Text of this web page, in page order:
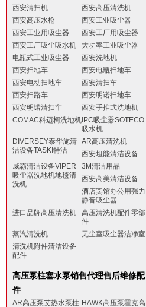
西安清扫机
西安高压清洗机
西安高压水枪
西安工业吸尘器
西安工业用吸尘器
西安工厂用吸尘器
西安工厂吸尘吸水机
大功率工业吸尘器
电瓶式工业吸尘器
西安洗地机
西安扫地车
西安电瓶扫地车
西安电动扫地车
西安清扫车
西安扫路车
西安明诺扫地车
西安明诺清扫车
西安手推式洗地机
COMAC科迈柯洗地机 IPC吸尘器SOTECO
吸水机
DIVERSEY泰华施清
洁设备TASKI特洁
AR高压清洗机
西安坦能清洁设备
威霸清洁设备VIPER
吸尘器洗地机地毯清
洗机
3M清洁用品
西安高美清洁设备
酒店宾馆办公用强力
静音吸尘器
进口品牌高压清洗机
高压清洗机配件零部
件
蒸汽清洗机
无尘室吸尘器洁净室
清洗机附件清洁设备
配件
高压泵柱塞水泵销售代理售后维修配
件
AR高压泵艾热水泵柱 HAWK高压泵霍克高